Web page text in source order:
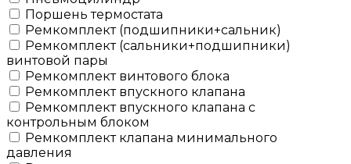
Поршень термостата
Ремкомплект (подшипники+сальник)
Ремкомплект (сальники+подшипники)
винтовой пары
Ремкомплект винтового блока
Ремкомплект впускного клапана
Ремкомплект впускного клапана с
контрольным блоком
Ремкомплект клапана минимального
давления